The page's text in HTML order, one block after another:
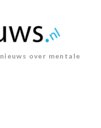
over mentale